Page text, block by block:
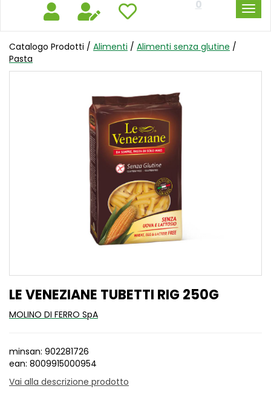
0
Catalogo Prodotti / Alimenti / Alimenti senza glutine /
Pasta
LE VENEZIANE TUBETTI RIG 250G
MOLINO DI FERRO SpA
minsan: 902281726
ean: 8009915000954
Vai alla descrizione prodotto